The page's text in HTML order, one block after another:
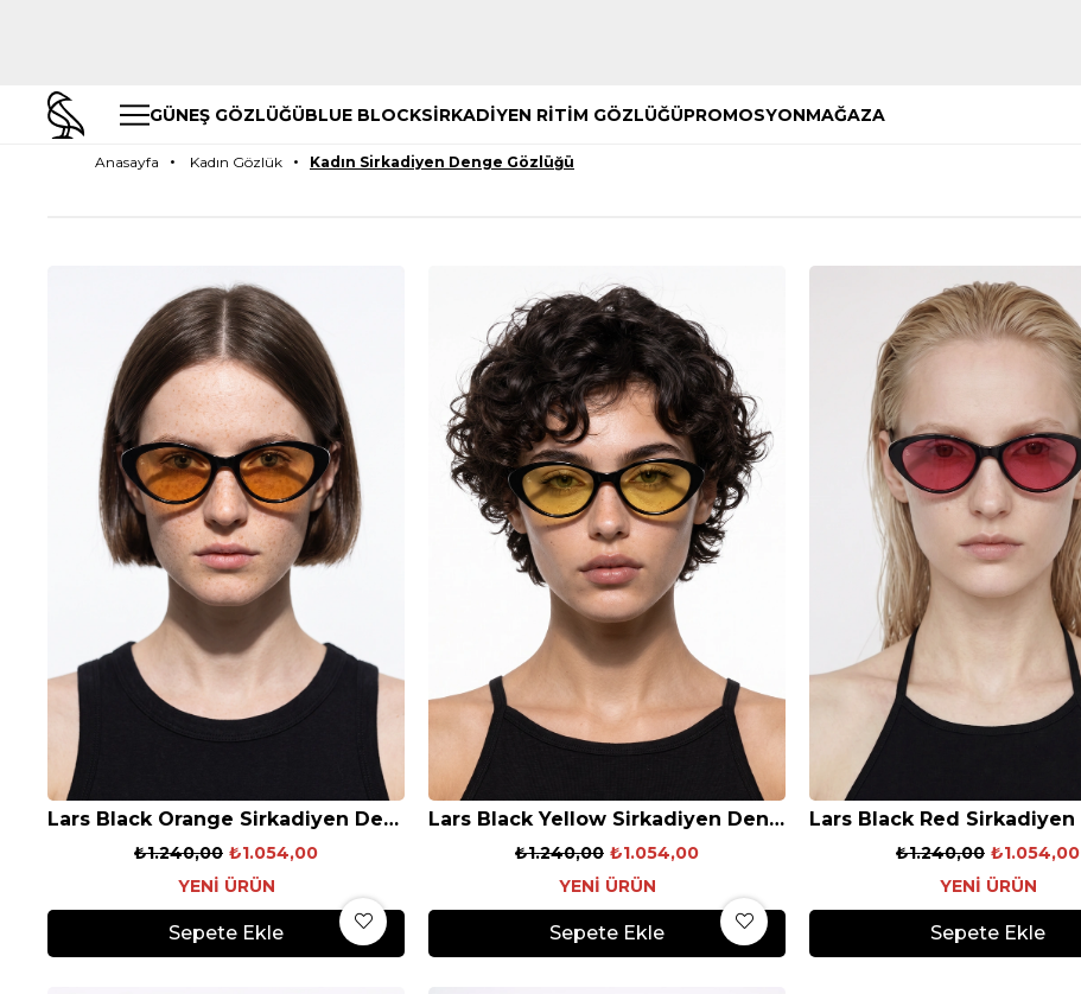
GÜNEŞ GÖZLÜĞÜBLUE BLOCKSİRKADİYEN RİTİM GÖZLÜĞÜPROMOSYONMAĞAZA
Anasayfa Kadın Gözlük Kadın Sirkadiyen Denge Gözlüğü
Lars Black Orange Sirkadiyen Denge Gözlüğü
₺1.054,00
₺1.240,00
Sepete Ekle
YENI ÜRÜN
Lars Black Yellow Sirkadiyen Denge Gözlüğü
₺1.054,00
₺1.240,00
Sepete Ekle
YENI ÜRÜN
₺1.054,00
₺1.240,00
Sepete Ekle
YENI ÜRÜN